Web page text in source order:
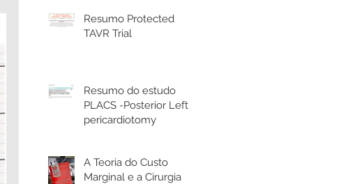
Resumo Protected
TAVR Trial
Resumo do estudo
PLACS -Posterior Left
pericardiotomy
A Teoria do Custo
Marginal e a Cirurgia